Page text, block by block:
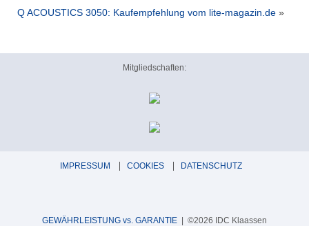
Q ACOUSTICS 3050: Kaufempfehlung vom lite-magazin.de »
Mitgliedschaften:
IMPRESSUM COOKIES DATENSCHUTZ
GEWÄHRLEISTUNG vs. GARANTIE | ©2026 IDC Klaassen